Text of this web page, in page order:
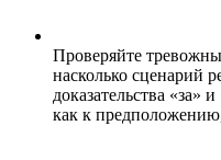
Проверяйте
насколько сценарий
доказательства «за»
как к